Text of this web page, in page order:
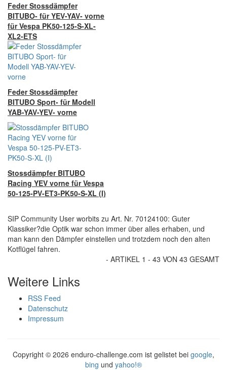
Feder Stossdämpfer
BITUBO- für YEV-YAV- vorne
für Vespa PK50-125-S-XL-
XL2-ETS
Feder Stossdämpfer
BITUBO Sport- für Modell
YAB-YAV-YEV- vorne
Stossdämpfer BITUBO
Racing YEV vorne für Vespa
50-125-PV-ET3-PK50-S-XL (I)
SIP Community User worbits zu Art. Nr. 70124100: Guter
Klassiker?die Optik war schon immer über alles erhaben, und
man kann den Dämpfer einstellen und trotzdem noch den alten
Kotflügel fahren.
- ARTIKEL 1 - 43 VON 43 GESAMT
Weitere Links
RSS Feed
Datenschutz
Impressum
Copyright © 2026 enduro-challenge.com ist gelistet bei google,
bing und yahoo!®